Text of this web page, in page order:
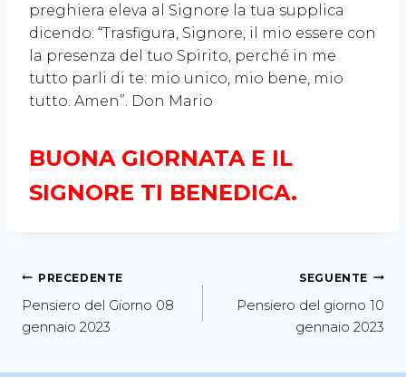
preghiera eleva al Signore la tua supplica
dicendo: “Trasfigura, Signore, il mio essere con
la presenza del tuo Spirito, perché in me
tutto parli di te: mio unico, mio bene, mio
tutto. Amen”. Don Mario
BUONA GIORNATA E IL
SIGNORE TI BENEDICA.
PRECEDENTE
Pensiero del Giorno 08
gennaio 2023
SEGUENTE
Pensiero del giorno 10
gennaio 2023